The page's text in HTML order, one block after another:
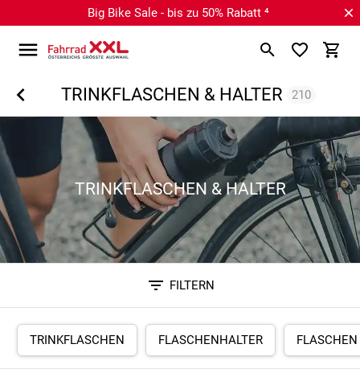
Big Bike Sale - bis zu 50% Rabatt ⁴
TRINKFLASCHEN & HALTER 210
TRINKFLASCHEN & HALTER
TRINKFLASCHEN FLASCHENHALTER
FILTERN
RELEVANZ
BESTSELLER ERSPARNIS IN %